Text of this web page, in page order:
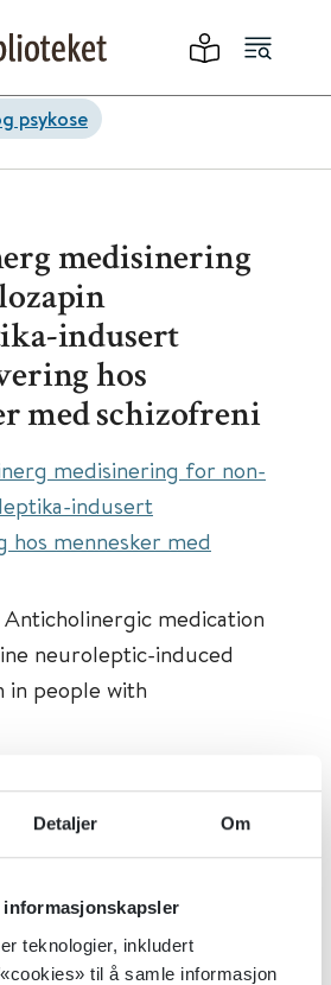
Detaljer Om
teknologier, inkludert
til å samle informasjon
psykose
medisinering
indusert
hos
med schizofreni
medisinering for non-
indusert
hos mennesker med
Anticholinergic medication
neuroleptic-induced
in people with
og psykose
Oppsummert forskning